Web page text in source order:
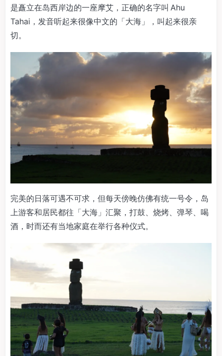
是矗立在岛西岸边的一座摩艾，正确的名字叫 Ahu
Tahai，发音听起来很像中文的「大海」，叫起来很亲
切。
完美的日落可遇不可求，但每天傍晚仿佛有统一号令，岛
上游客和居民都往「大海」汇聚，打鼓、烧烤、弹琴、喝
酒，时而还有当地家庭在举行各种仪式。